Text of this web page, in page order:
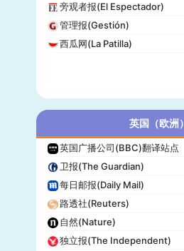
旁观者报(El Espectador)
管理报(Gestión)
西瓜网(La Patilla)
英国（欧洲）
英国广播公司(BBC)翻译站点
卫报(The Guardian)
每日邮报(Daily Mail)
路透社(Reuters)
自然(Nature)
独立报(The Independent)